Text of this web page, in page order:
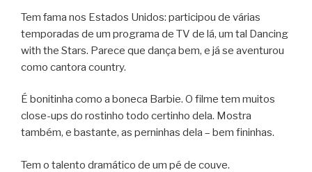
Tem fama nos Estados Unidos: participou de várias
temporadas de um programa de TV de lá, um tal Dancing
with the Stars. Parece que dança bem, e já se aventurou
como cantora country.
É bonitinha como a boneca Barbie. O filme tem muitos
close-ups do rostinho todo certinho dela. Mostra
também, e bastante, as perninhas dela – bem fininhas.
Tem o talento dramático de um pé de couve.